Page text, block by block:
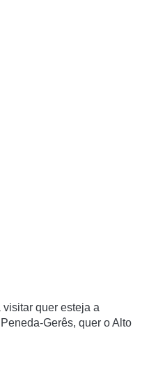
quer esteja a
Gerês, quer o Alto